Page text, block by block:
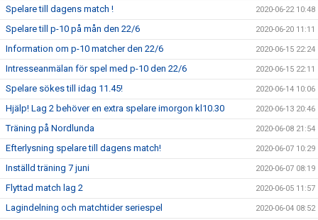
Spelare till dagens match ! 2020-06-22 10:48
Spelare till p-10 på mån den 22/6 2020-06-20 11:11
Information om p-10 matcher den 22/6 2020-06-15 22:24
Intresseanmälan för spel med p-10 den 22/6 2020-06-15 22:11
Spelare sökes till idag 11.45! 2020-06-14 10:06
Hjälp! Lag 2 behöver en extra spelare imorgon kl10.30 2020-06-13 20:46
Träning på Nordlunda 2020-06-08 21:54
Efterlysning spelare till dagens match! 2020-06-07 10:29
Inställd träning 7 juni 2020-06-07 08:19
Flyttad match lag 2 2020-06-05 11:57
Lagindelning och matchtider seriespel 2020-06-04 08:52